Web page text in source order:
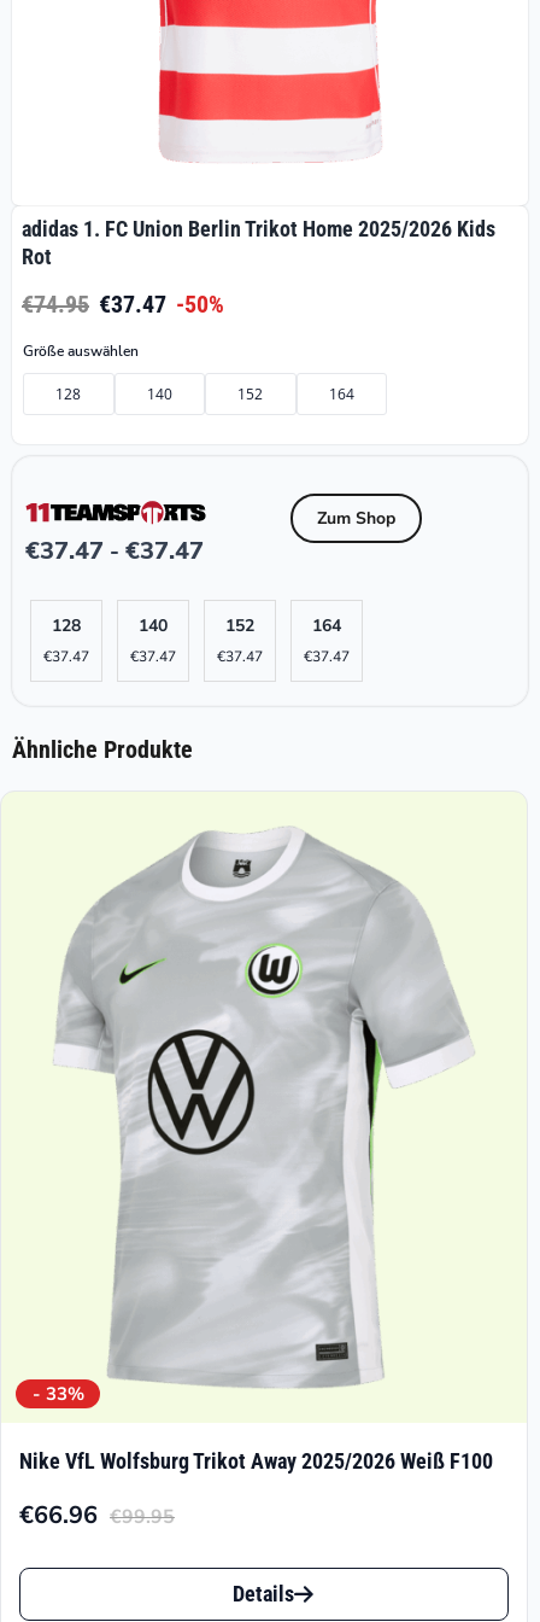
adidas 1. FC Union Berlin Trikot Home 2025/2026 Kids
Rot
€74.95 €37.47 -50%
Größe auswählen
128 140 152 164
€37.47 - €37.47
Zum Shop
128
€37.47
140
€37.47
152
€37.47
164
€37.47
Ähnliche Produkte
- 33%
Nike VfL Wolfsburg Trikot Away 2025/2026 Weiß F100
€99.95
Ursprünglicher
Preis
€66.96
Aktueller
Preis
Dieses
Produkt
Details